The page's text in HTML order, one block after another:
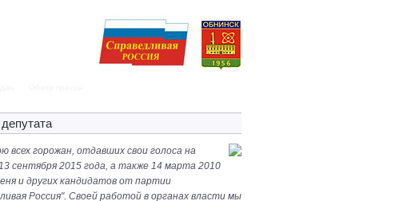
всех горожан, отдавших свои голоса на
сентября 2015 года, а также 14 марта 2010
и других кандидатов от партии
Россия". Своей работой в органах власти мы